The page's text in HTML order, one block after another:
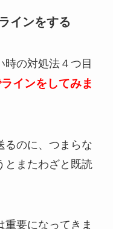
インをする
の対処法４つ目
インをしてみま
るのに、つまらな
とまたわざと既読
重要になってきま